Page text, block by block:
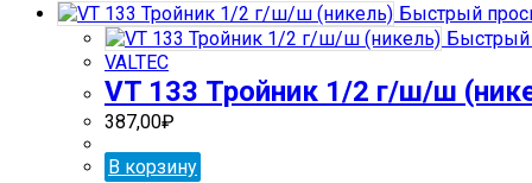
Быстрый
Быстрый
VALTEC
VT 133 Тройник 1/2 г/ш/ш
387,00₽
В корзину